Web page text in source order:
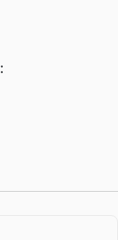
: